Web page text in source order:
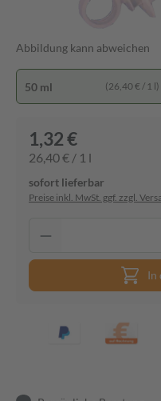
Abbildung kann abweichen
50 ml (26,40 € / 1 l)
1,32 €
26,40 € / 1 l
sofort lieferbar
Preise inkl. MwSt. ggf. zzgl.
In